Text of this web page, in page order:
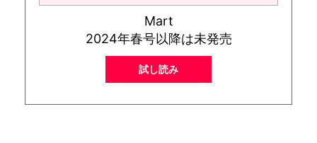
Mart
2024年春号以降は未発売
試し読み